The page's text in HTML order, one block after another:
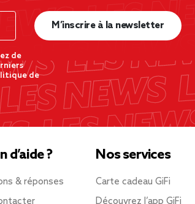
de
de
M’inscrire à la newsletter
d’aide ?
& réponses
Nos services
Carte cadeau GiFi
Découvrez l’app GiFi